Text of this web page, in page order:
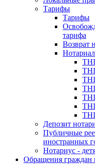
Тарифы
Тарифы
тарифа
Возврат
Депозит
Публичные
иностранных
Нотариус -
Обращения граждан